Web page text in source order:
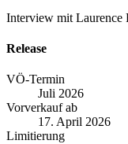
Interview mit Laurence
Release
VÖ-Termin
Juli 2026
Vorverkauf ab
17. April 2026
Limitierung